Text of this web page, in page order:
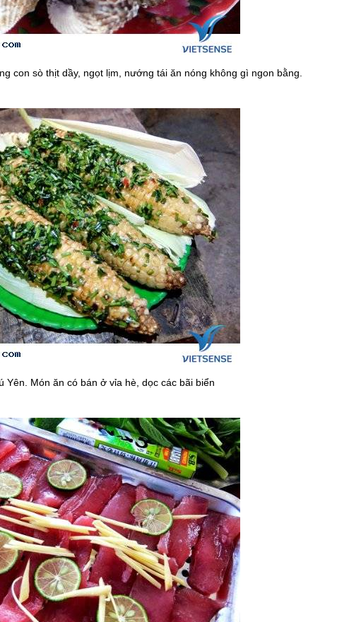
con sò thịt dầy, ngọt lịm, nướng tái ăn nóng không gì ngon bằng.
Yên. Món ăn có bán ở vỉa hè, dọc các bãi biển